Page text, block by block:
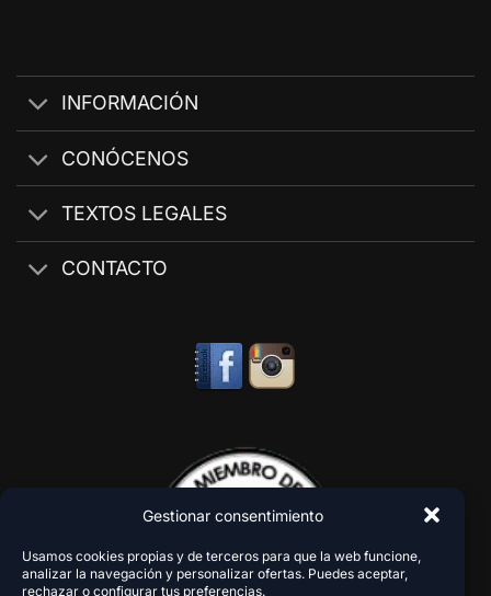
Gestionar consentimiento
Usamos cookies propias y de terceros para que la web funcione,
analizar la navegación y personalizar ofertas. Puedes aceptar,
rechazar o configurar tus preferencias.
INFORMACIÓN
CONÓCENOS
TEXTOS LEGALES
CONTACTO